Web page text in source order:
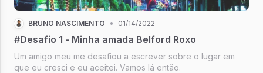
BRUNO NASCIMENTO • 01/14/2022
#Desafio 1 - Minha amada Belford Roxo
Um amigo meu me desafiou a escrever sobre o lugar em
que eu cresci e eu aceitei. Vamos lá então.